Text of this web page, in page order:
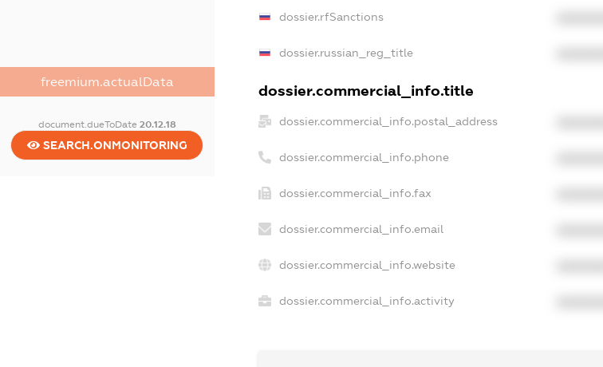
freemium.actualData
document.dueToDate 20.12.18
SEARCH.ONMONITORING
dossier.rfSanctions
dossier.russian_reg_title
dossier.commercial_info.title
dossier.commercial_info.postal_address
dossier.commercial_info.phone
dossier.commercial_info.fax
dossier.commercial_info.email
dossier.commercial_info.website
dossier.commercial_info.activity